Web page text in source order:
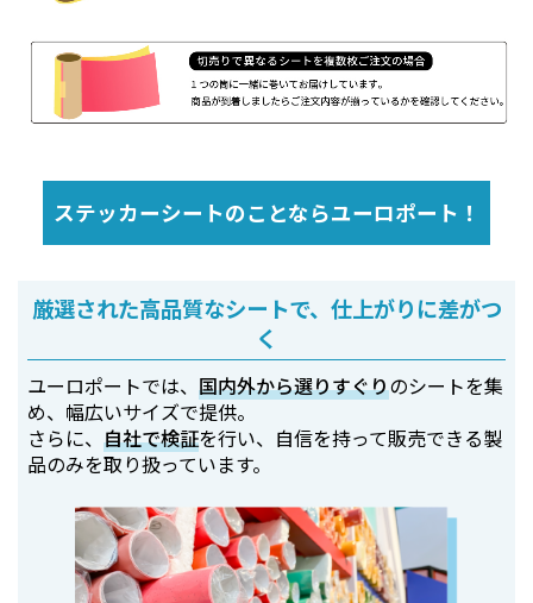
ステッカーシートのことならユーロポート！
厳選された高品質なシートで、仕上がりに差がつ
く
ユーロポートでは、国内外から選りすぐりのシートを集
め、幅広いサイズで提供。
さらに、自社で検証を行い、自信を持って販売できる製
品のみを取り扱っています。